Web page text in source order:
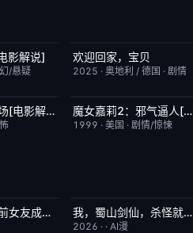
7.2
影解说]
/悬疑
今日更新
欢迎回家，宝贝
2025 · 奥地利 / 德国 · 剧情
5.9怪猫土耳其浴场[电影解说] 已完结 5.7魔女嘉莉2：邪气逼人[电影解说]
1999 · 美国 · 剧情/惊悚
1.0入职修罗场！前女友成了我上司 完结 2.0我，蜀山剑仙，杀怪就变强
2026 · · AI漫